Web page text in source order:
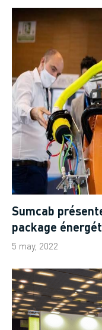
Sumcab
package
5 may, 2022